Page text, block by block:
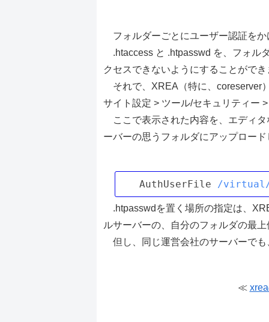
フォルダーごとにユーザー認証をか
.htaccess と .htpasswd を、フォル
クセスできないようにすることができ
それで、XREA（特に、coreserver
サイト設定 > ツール/セキュリティー
ここで表示された内容を、エディタ
ーバーの思うフォルダにアップロード
AuthUserFile /virtual/
.htpasswdを置く場所の指定は、
ルサーバーの、自分のフォルダの最上
但し、同じ運営会社のサーバーでも
≪